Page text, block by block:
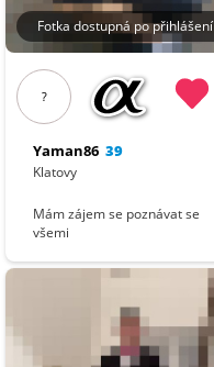
Fotka dostupná po přihlášení
?
Yaman86 39
Klatovy
Mám zájem se poznávat se
všemi